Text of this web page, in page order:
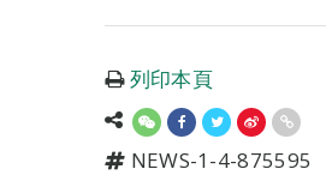
列印本頁
NEWS-1-4-875595